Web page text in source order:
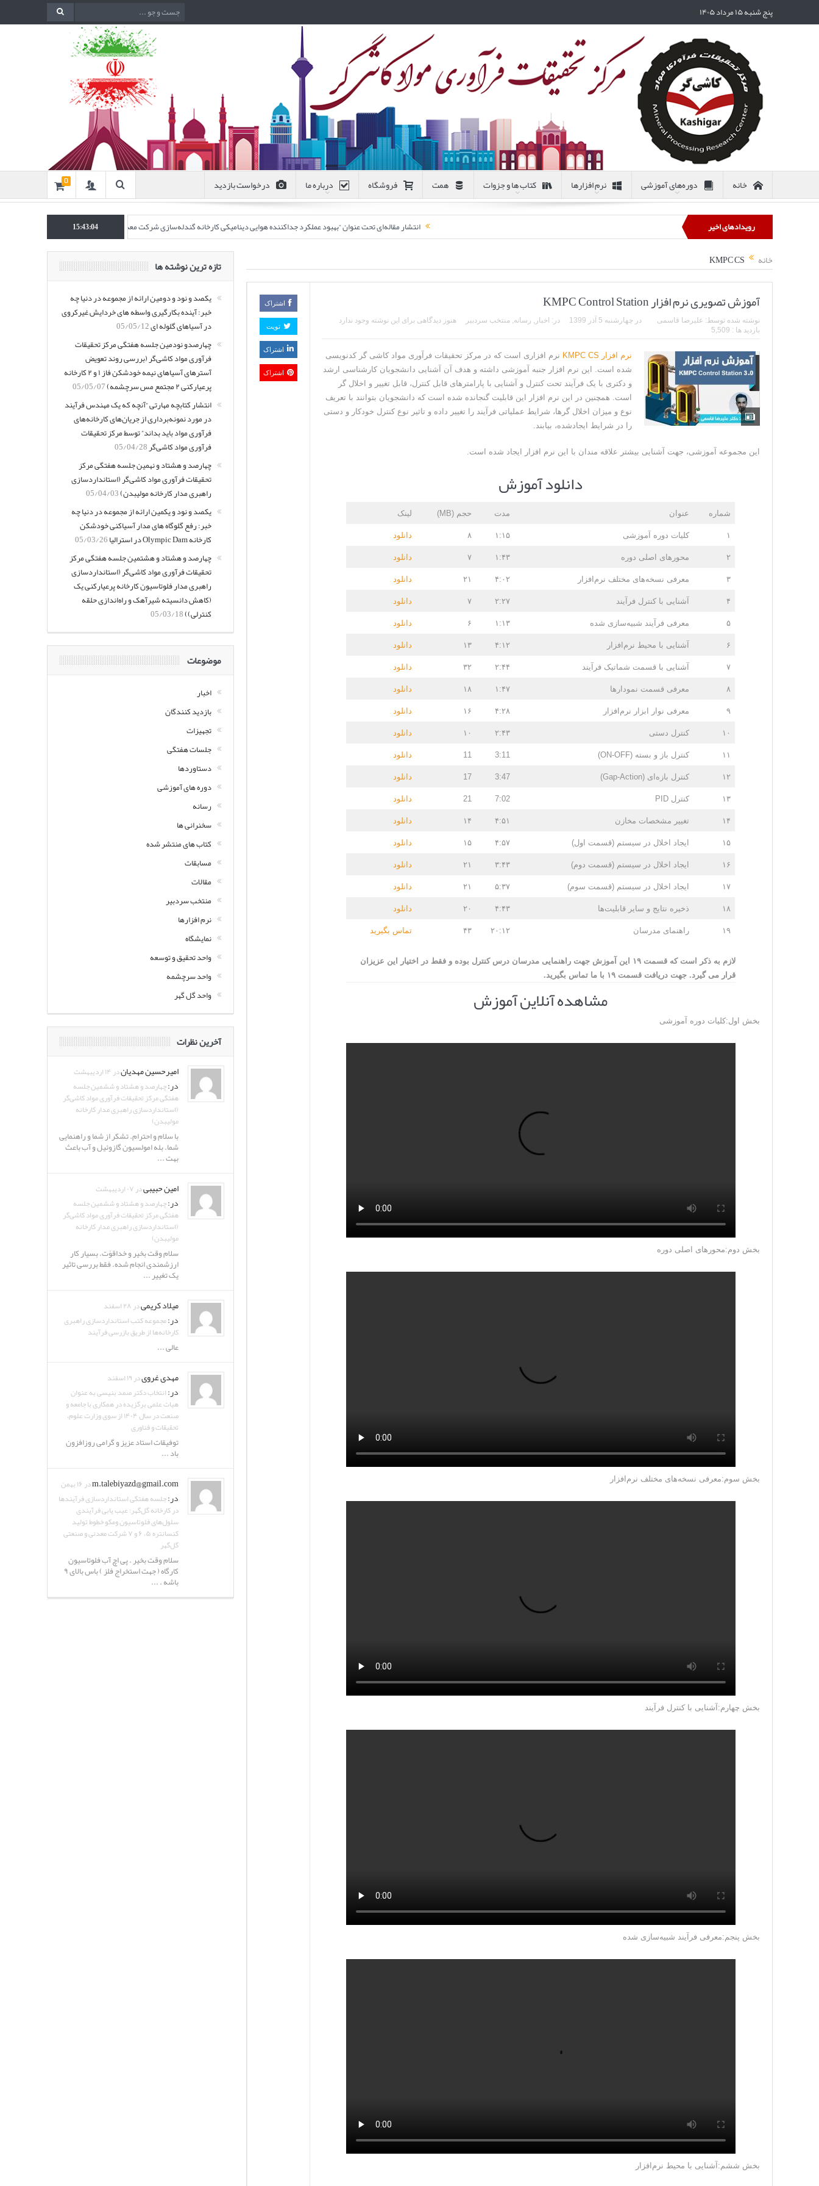
پنج شنبه ۱۵ مرداد ۱۴۰۵
خانه دوره‌های آموزشی نرم افزارها کتاب ها و جزوات همت فروشگاه درباره ما درخواست بازدید 0
رویدادهای اخیر انتشار مقاله‌ای تحت عنوان “بهبود عملکرد جداکننده هوایی دینامیکی کارخانه گندله‌سازی شرکت معدنی و صنعتی گل‌گهر” در نشریه
15:43:05
خانه
آموزش تصویری نرم افزار KMPC Control Station
نوشته شده توسط: علیرضا قاسمی درچهارشنبه 5 آذر 1399 در: اخبار , رسانه,منتخب سردبیر
هنوز دیدگاهی برای این نوشته وجود ندارد
بازدید ها : 5,509
نرم افزار KMPC CS
نرم افزاری است که در مرکز تحقیقات فرآوری مواد کاشی گر کدنویسی
شده است. این نرم افزار جنبه آموزشی داشته و هدف آن آشنایی دانشجویان کارشناسی ارشد
و دکتری با یک فرآیند تحت کنترل و آشنایی با پارامترهای قابل کنترل، قابل تغییر و اخلال گر
است. همچنین در این نرم افزار این قابلیت گنجانده شده است که دانشجویان بتوانند با تعریف
نوع و میزان اخلال گرها، شرایط عملیاتی فرآیند را تغییر داده و تاثیر نوع کنترل خودکار و دستی
را در شرایط ایجادشده، بیابند.
این مجموعه آموزشی، جهت آشنایی بیشتر علاقه مندان با این نرم افزار ایجاد شده است.
دانلود آموزش
شماره عنوان مدت حجم (MB) لینک
۱ کلیات دوره آموزشی ۱:۱۵ ۸ دانلود
۲ محورهای اصلی دوره ۱:۴۳ ۷ دانلود
۳ معرفی نسخه‌های مختلف نرم‌افزار ۴:۰۲ ۲۱ دانلود
۴ آشنایی با کنترل فرآیند ۲:۲۷ ۷ دانلود
۵ معرفی فرآیند شبیه‌سازی شده ۱:۱۳ ۶ دانلود
۶ آشنایی با محیط نرم‌افزار ۴:۱۲ ۱۳ دانلود
۷ آشنایی با قسمت شماتیک فرآیند ۲:۴۴ ۳۲ دانلود
۸ معرفی قسمت نمودارها ۱:۴۷ ۱۸ دانلود
۹ معرفی نوار ابزار نرم‌افزار ۴:۲۸ ۱۶ دانلود
۱۰ کنترل دستی ۲:۴۳ ۱۰ دانلود
۱۱ کنترل باز و بسته (ON-OFF) 3:11
11 دانلود
۱۲ کنترل بازه‌ای (Gap-Action) 3:47
17 دانلود
۱۳ کنترل PID 7:02
21 دانلود
۱۴ تغییر مشخصات مخازن ۴:۵۱ ۱۴ دانلود
۱۵ ایجاد اخلال در سیستم (قسمت اول) ۴:۵۷ ۱۵ دانلود
۱۶ ایجاد اخلال در سیستم (قسمت دوم) ۳:۴۳ ۲۱ دانلود
۱۷ ایجاد اخلال در سیستم (قسمت سوم) ۵:۳۷ ۲۱ دانلود
۱۸ ذخیره نتایج و سایر قابلیت‌ها ۴:۴۳ ۲۰ دانلود
۱۹ راهنمای مدرسان ۲۰:۱۲ ۴۳ تماس بگیرید
لازم به ذکر است که قسمت ۱۹ این آموزش جهت راهنمایی مدرسان درس کنترل بوده و فقط در اختیار این عزیزان
قرار می گیرد. جهت دریافت قسمت ۱۹ با ما تماس بگیرید.
مشاهده آنلاین آموزش
بخش اول:کلیات دوره آموزشی
بخش دوم:محورهای اصلی دوره
بخش سوم:معرفی نسخه‌های مختلف نرم‌افزار
بخش چهارم:آشنایی با کنترل فرآیند
بخش پنجم:معرفی فرآیند شبیه‌سازی شده
بخش ششم:آشنایی با محیط نرم‌افزار
اشتراک
تویت
اشتراک
اشتراک
تازه ترین نوشته ها
یکصد و نود و دومین ارائه از مجموعه در دنیا چه
خبر: آینده بکارگیری واسطه های خردایش غیرکروی
در آسیاهای گلوله ای05/05/12
چهارصدو نودمین جلسه هفتگی مرکز تحقیقات
فرآوری مواد کاشی‌گر (بررسی روند تعویض
آسترهای آسیاهای نیمه خودشکن فاز ۱ و ۲ کارخانه
پرعیارکنی ۲ مجتمع مس سرچشمه)
05/05/07
انتشار کتابچه مهارتی “آنچه که یک مهندس فرآیند
در مورد نمونه‌برداری از جریان‌های کارخانه‌های
فرآوری مواد باید بداند” توسط مرکز تحقیقات
فرآوری مواد کاشی‌گر05/04/28
چهارصد و هشتاد و نهمین جلسه هفتگی مرکز
تحقیقات فرآوری مواد کاشی‌گر (استانداردسازی
راهبری مدار کارخانه مولیبدن)05/04/03
یکصد و نود و یکمین ارائه از مجموعه در دنیا چه
خبر: رفع گلوگاه های مدار آسیاکنی خودشکن
کارخانه Olympic Dam در استرالیا
05/03/26
چهارصد و هشتاد و هشتمین جلسه هفتگی مرکز
تحقیقات فرآوری مواد کاشی‌گر (استانداردسازی
راهبری مدار فلوتاسیون کارخانه پرعیارکنی یک
(کاهش دانسیته شیرآهک و راه‌اندازی حلقه
کنترلی))05/03/18
موضوعات
اخبار
بازدید کنندگان
تجهیزات
جلسات هفتگی
دستاوردها
دوره های آموزشی
رسانه
سخنرانی ها
کتاب های منتشر شده
مسابقات
مقالات
منتخب سردبیر
نرم افزارها
نمایشگاه
واحد تحقیق و توسعه
واحد سرچشمه
واحد گل گهر
آخرین نظرات
امیرحسین مهدیاندر ۱۴ اردیبهشت
در:چهارصد و هشتاد و ششمین جلسه
هفتگی مرکز تحقیقات فرآوری مواد کاشی‌گر
(استانداردسازی راهبری مدار کارخانه
مولیبدن)
با سلام و احترام. تشکر از شما و راهنمایی
شما. بله امولسیون گازوئیل و آب باعث
بهت ...
امین حبیبیدر ۰۷ اردیبهشت
در:چهارصد و هشتاد و ششمین جلسه
هفتگی مرکز تحقیقات فرآوری مواد کاشی‌گر
(استانداردسازی راهبری مدار کارخانه
مولیبدن)
سلام وقت بخیر و خداقوّت. بسیار کار
ارزشمندی انجام شده. فقط بررسی تاثیر
یک تغییر ...
میلاد کریمیدر ۲۸ اسفند
در:مجموعه کتب استانداردسازی راهبری
کارخانه‌ها از طریق بازرسی فرآیند
عالی ...
مهدی غرویدر ۱۹ اسفند
در:انتخاب دکتر صمد بنیسی به عنوان
هیات علمی برگزیده در همکاری با جامعه و
صنعت در سال ۱۴۰۴ از سوی وزارت علوم،
تحقیقات و فناوری
توفیقات استاد عزیز و گرامی روزافزون
باد ...
m.talebiyazd@gmail.comدر ۱۶ بهمن
در:جلسه هفتگی استانداردسازی فرآیندها
در کارخانه گل‌گهر: عیب یابی فرآیندی
سلول‌های فلوتاسیون ومکو خطوط تولید
کنسانتره ۵، ۶ و ۷ شرکت معدنی و صنعتی
گل‌گهر
سلام وقت بخیر . پی اچ آب فلوتاسیون
کارگاه ( جهت استخراج فلز ) باس بالای ۹
باشه . ...